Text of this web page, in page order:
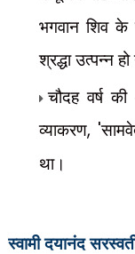
भगवान शिव
श्रद्धा उत्पन्न
चौदह वर्ष
व्याकरण, '
था।
स्वामी दयानंद